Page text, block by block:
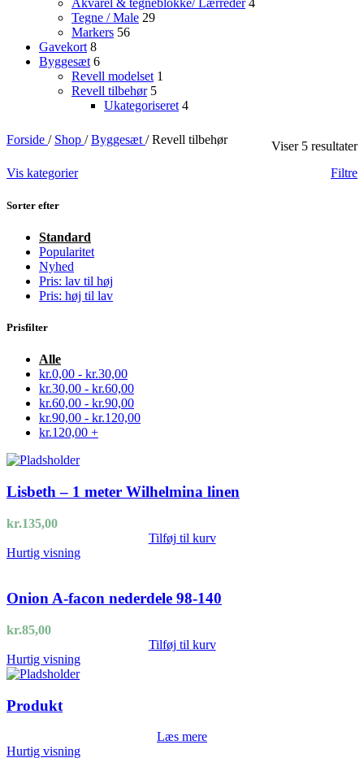
Akvarel & tegneblokke/ Lærreder 4
Tegne / Male 29
Markers 56
Gavekort 8
Byggesæt 6
Revell modelset 1
Revell tilbehør 5
Ukategoriseret 4
Forside / Shop / Byggesæt/ Revell tilbehør
Viser 5 resultater
Vis kategorier
Filtre
Sorter efter
Standard
Popularitet
Nyhed
Pris: lav til høj
Pris: høj til lav
Prisfilter
Alle
kr.0,00 - kr.30,00
kr.30,00 - kr.60,00
kr.60,00 - kr.90,00
kr.90,00 - kr.120,00
kr.120,00 +
Lisbeth – 1 meter Wilhelmina linen
kr.135,00
Tilføj til kurv
Hurtig visning
Onion A-facon nederdele 98-140
kr.85,00
Tilføj til kurv
Hurtig visning
Produkt
Læs mere
Hurtig visning